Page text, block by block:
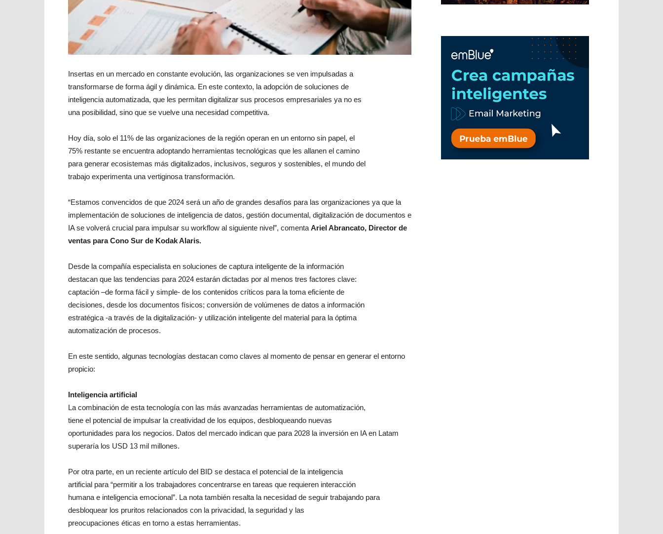
Insertas en un mercado en constante evolución, las organizaciones se ven impulsadas a
transformarse de forma ágil y dinámica. En este contexto, la adopción de soluciones de
inteligencia automatizada, que les permitan digitalizar sus procesos empresariales ya no es
una posibilidad, sino que se vuelve una necesidad competitiva.
Hoy día, solo el 11% de las organizaciones de la región operan en un entorno sin papel, el
75% restante se encuentra adoptando herramientas tecnológicas que les allanen el camino
para generar ecosistemas más digitalizados, inclusivos, seguros y sostenibles, el mundo del
trabajo experimenta una vertiginosa transformación.
“Estamos convencidos de que 2024 será un año de grandes desafíos para las organizaciones ya que la
implementación de soluciones de inteligencia de datos, gestión documental, digitalización de documentos e
IA se volverá crucial para impulsar su workflow al siguiente nivel”, comenta Ariel Abrancato, Director de
ventas para Cono Sur de Kodak Alaris.
Desde la compañía especialista en soluciones de captura inteligente de la información
destacan que las tendencias para 2024 estarán dictadas por al menos tres factores clave:
captación –de forma fácil y simple- de los contenidos críticos para la toma eficiente de
decisiones, desde los documentos físicos; conversión de volúmenes de datos a información
estratégica -a través de la digitalización- y utilización inteligente del material para la óptima
automatización de procesos.
En este sentido, algunas tecnologías destacan como claves al momento de pensar en generar el entorno
propicio:
Inteligencia artificial
La combinación de esta tecnología con las más avanzadas herramientas de automatización,
tiene el potencial de impulsar la creatividad de los equipos, desbloqueando nuevas
oportunidades para los negocios. Datos del mercado indican que para 2028 la inversión en IA en Latam
superaría los USD 13 mil millones.
Por otra parte, en un reciente artículo del BID se destaca el potencial de la inteligencia
artificial para “permitir a los trabajadores concentrarse en tareas que requieren interacción
humana e inteligencia emocional”. La nota también resalta la necesidad de seguir trabajando para
desbloquear los pruritos relacionados con la privacidad, la seguridad y las
preocupaciones éticas en torno a estas herramientas.